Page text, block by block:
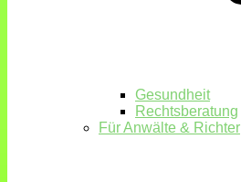
Gesundheit
Rechtsberatung
Für Anwälte & Richter